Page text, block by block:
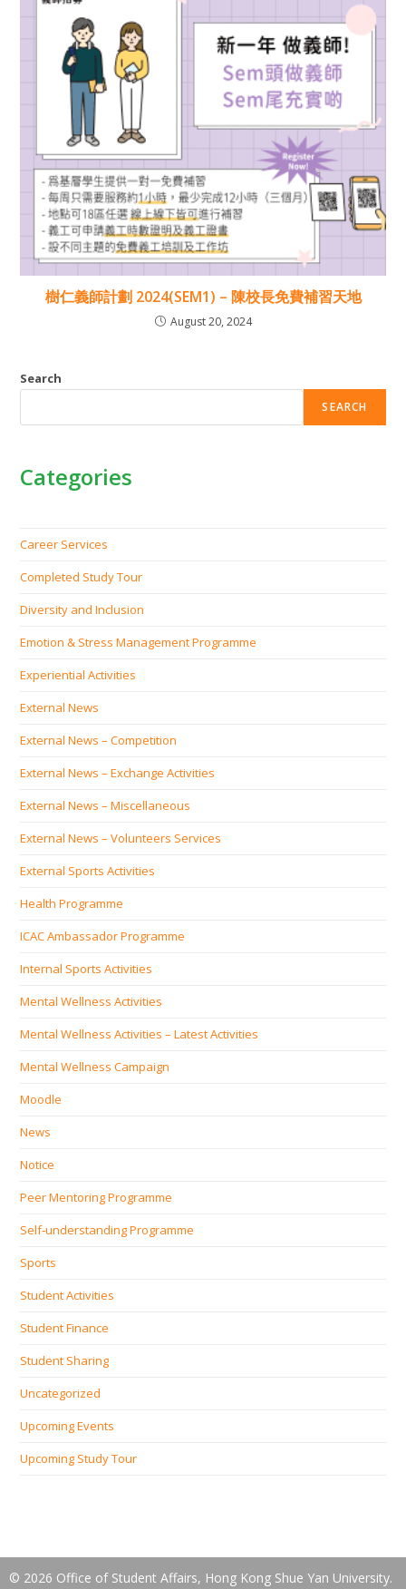
樹仁義師計劃 2024(SEM1) – 陳校長免費補習天地
August 20, 2024
Search
SEARCH
Categories
Career Services
Completed Study Tour
Diversity and Inclusion
Emotion & Stress Management Programme
Experiential Activities
External News
External News – Competition
External News – Exchange Activities
External News – Miscellaneous
External News – Volunteers Services
External Sports Activities
Health Programme
ICAC Ambassador Programme
Internal Sports Activities
Mental Wellness Activities
Mental Wellness Activities – Latest Activities
Mental Wellness Campaign
Moodle
News
Notice
Peer Mentoring Programme
Self‐understanding Programme
Sports
Student Activities
Student Finance
Student Sharing
Uncategorized
Upcoming Events
Upcoming Study Tour
© 2026 Office of Student Affairs, Hong Kong Shue Yan University.